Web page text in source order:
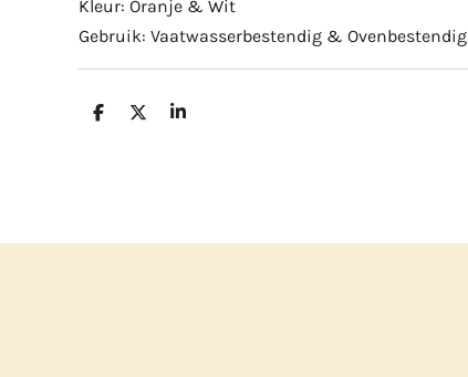
Kleur: Oranje & Wit
Gebruik: Vaatwasserbestendig & Ovenbestendig
D
D
S